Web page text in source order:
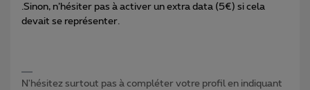
.Sinon, n’hésiter pas à activer un extra data (5€) si cela
devait se représenter.
N'hésitez surtout pas à compléter votre profil en indiquant